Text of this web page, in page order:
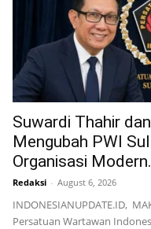
Suwardi Thahir
Mengubah PWI
Organisasi
Redaksi - August 6, 2026
INDONESIANUPDATE.ID,
Persatuan Wartawan